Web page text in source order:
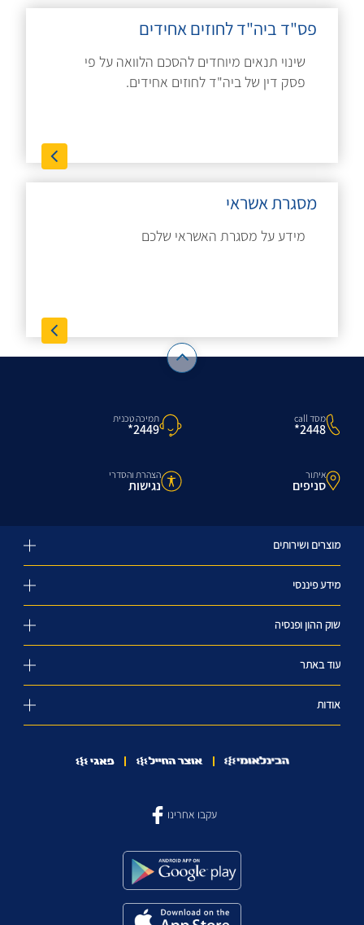
פס"ד ביה"ד לחוזים אחידים
שינוי תנאים מיוחדים להסכם הלוואה על פי
פסק דין של ביה"ד לחוזים אחידים.
מסגרת אשראי
מידע על מסגרת האשראי שלכם
מסד call
2448*
תמיכה טכנית
2449*
איתור
סניפים
הצהרת והסדרי
נגישות
מוצרים ושירותים
מידע פיננסי
שוק ההון ופנסיה
עוד באתר
אודות
עקבו אחרינו